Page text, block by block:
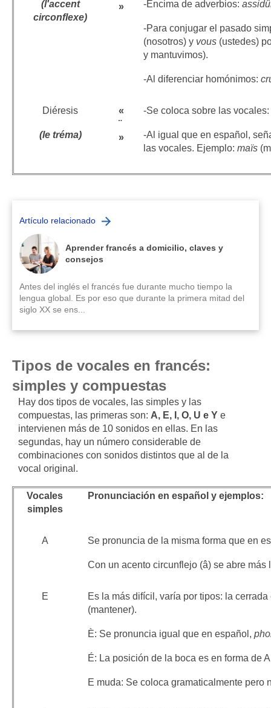
(l'accent
circonflexe)
» -Encima de adverbios:
-Para conjugar el pasado
(nosotros) y vous (ustedes)
y mantuvimos).
-Al diferenciar homónimos:
Diéresis
(le tréma)
«
¨
»
-Se coloca sobre las vocales:
-Al igual que en español,
las vocales. Ejemplo: maïs
Artículo relacionado
Aprender francés a domicilio, claves y
consejos
Antes del inglés el francés fue durante mucho tiempo la
lengua global. Es por eso que durante la primera mitad del
siglo XX se ens...
Tipos de vocales en francés:
simples y compuestas
Hay dos tipos de vocales, las simples y las
compuestas, las primeras son: A, E, I, O, U e Y e
intervienen más de 10 sonidos en ellas. En las
segundas, hay un número considerable de
combinaciones con sonidos distintos que al de la
vocal original.
Vocales
simples
Pronunciación en español y ejemplos:
A Se pronuncia de la misma forma que en
Con un acento circunflejo (â) se abre más
E
Es la más difícil, varía por tipos: la
(mantener).
È: Se pronuncia igual que en español,
É: La posición de la boca es en forma de
E muda: Se coloca gramaticalmente pero